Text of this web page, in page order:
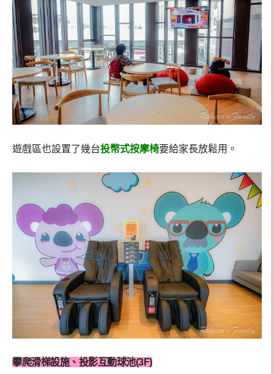
遊戲區也設置了幾台投幣式按摩椅要給家長放鬆用。
攀爬滑梯設施、投影互動球池(3F)